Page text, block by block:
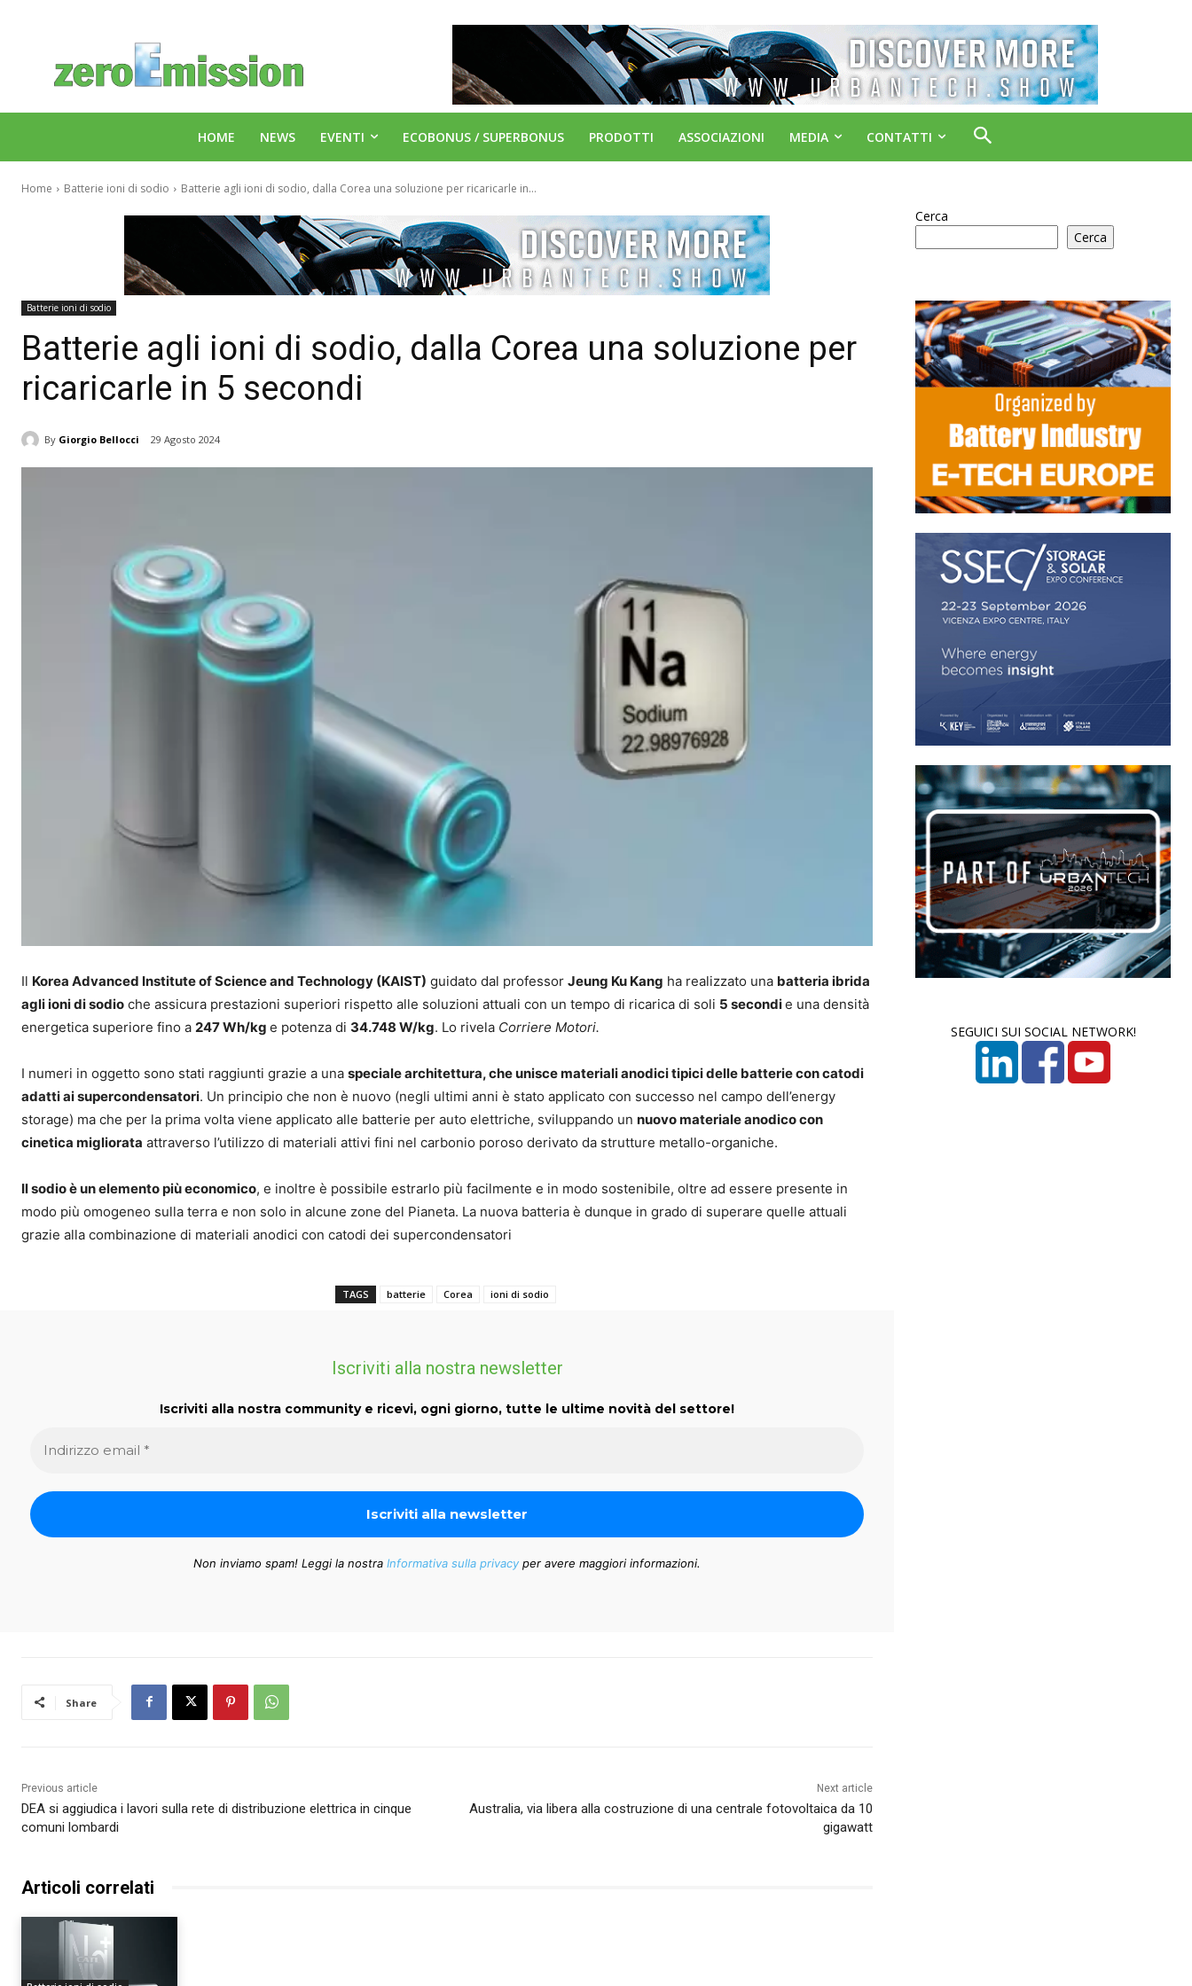
HOME NEWS EVENTI ECOBONUS / SUPERBONUS PRODOTTI ASSOCIAZIONI MEDIA CONTATTI
Home Batterie ioni di sodio Batterie agli ioni di sodio, dalla Corea una soluzione per ricaricarle in...
Batterie ioni di sodio
Batterie agli ioni di sodio, dalla Corea una soluzione per
ricaricarle in 5 secondi
By Giorgio Bellocci 29 Agosto 2024
Il Korea Advanced Institute of Science and Technology (KAIST) guidato dal professor Jeung Ku Kang ha realizzato una batteria ibrida
agli ioni di sodio che assicura prestazioni superiori rispetto alle soluzioni attuali con un tempo di ricarica di soli 5 secondie una densità
energetica superiore fino a 247 Wh/kg e potenza di 34.748 W/kg. Lo rivela Corriere Motori.
I numeri in oggetto sono stati raggiunti grazie a una speciale architettura, che unisce materiali anodici tipici delle batterie con catodi
adatti ai supercondensatori. Un principio che non è nuovo (negli ultimi anni è stato applicato con successo nel campo dell’energy
storage) ma che per la prima volta viene applicato alle batterie per auto elettriche, sviluppando un nuovo materiale anodico con
cinetica migliorata attraverso l’utilizzo di materiali attivi fini nel carbonio poroso derivato da strutture metallo-organiche.
Il sodio è un elemento più economico, e inoltre è possibile estrarlo più facilmente e in modo sostenibile, oltre ad essere presente in
modo più omogeneo sulla terra e non solo in alcune zone del Pianeta. La nuova batteria è dunque in grado di superare quelle attuali
grazie alla combinazione di materiali anodici con catodi dei supercondensatori
TAGS batterie Corea ioni di sodio
Iscriviti alla nostra newsletter
Iscriviti alla nostra community e ricevi, ogni giorno, tutte le ultime novità del settore!
Non inviamo spam! Leggi la nostra Informativa sulla privacy per avere maggiori informazioni.
Share
Previous article
DEA si aggiudica i lavori sulla rete di distribuzione elettrica in cinque
comuni lombardi
Next article
Australia, via libera alla costruzione di una centrale fotovoltaica da 10
gigawatt
Articoli correlati
Cerca
Cerca
SEGUICI SUI SOCIAL NETWORK!